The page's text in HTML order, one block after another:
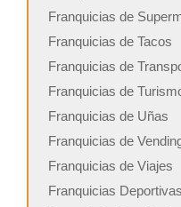
Franquicias de
Franquicias de Tacos
Franquicias de
Franquicias de
Franquicias de Uñas
Franquicias de
Franquicias de Viajes
Franquicias Deportivas